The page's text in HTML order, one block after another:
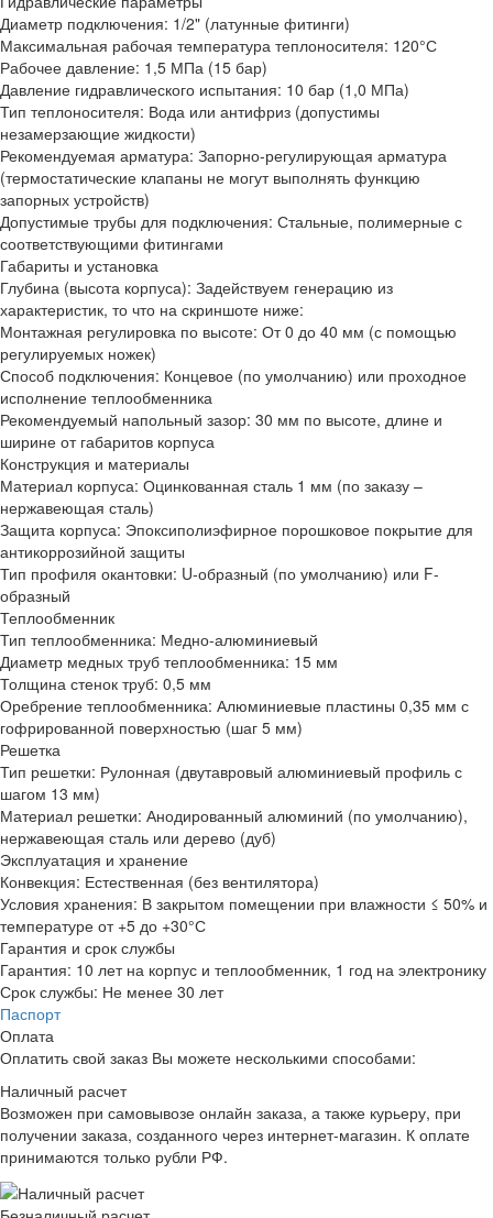
Диаметр подключения: 1/2" (латунные фитинги)
Максимальная рабочая температура теплоносителя: 120°С
Рабочее давление: 1,5 МПа (15 бар)
Давление гидравлического испытания: 10 бар (1,0 МПа)
Тип теплоносителя: Вода или антифриз (допустимы
незамерзающие жидкости)
Рекомендуемая арматура: Запорно-регулирующая арматура
(термостатические клапаны не могут выполнять функцию
запорных устройств)
Допустимые трубы для подключения: Стальные, полимерные с
соответствующими фитингами
Габариты и установка
Глубина (высота корпуса): Задействуем генерацию из
характеристик, то что на скриншоте ниже:
Монтажная регулировка по высоте: От 0 до 40 мм (с помощью
регулируемых ножек)
Способ подключения: Концевое (по умолчанию) или проходное
исполнение теплообменника
Рекомендуемый напольный зазор: 30 мм по высоте, длине и
ширине от габаритов корпуса
Конструкция и материалы
Материал корпуса: Оцинкованная сталь 1 мм (по заказу –
нержавеющая сталь)
Защита корпуса: Эпоксиполиэфирное порошковое покрытие для
антикоррозийной защиты
Тип профиля окантовки: U-образный (по умолчанию) или F-
образный
Теплообменник
Тип теплообменника: Медно-алюминиевый
Диаметр медных труб теплообменника: 15 мм
Толщина стенок труб: 0,5 мм
Оребрение теплообменника: Алюминиевые пластины 0,35 мм с
гофрированной поверхностью (шаг 5 мм)
Решетка
Тип решетки: Рулонная (двутавровый алюминиевый профиль с
шагом 13 мм)
Материал решетки: Анодированный алюминий (по умолчанию),
нержавеющая сталь или дерево (дуб)
Эксплуатация и хранение
Конвекция: Естественная (без вентилятора)
Условия хранения: В закрытом помещении при влажности ≤ 50% и
температуре от +5 до +30°С
Гарантия и срок службы
Гарантия: 10 лет на корпус и теплообменник, 1 год на электронику
Срок службы: Не менее 30 лет
Паспорт
Оплата
Оплатить свой заказ Вы можете несколькими способами:
Наличный расчет
Возможен при самовывозе онлайн заказа, а также курьеру, при
получении заказа, созданного через интернет-магазин. К оплате
принимаются только рубли РФ.